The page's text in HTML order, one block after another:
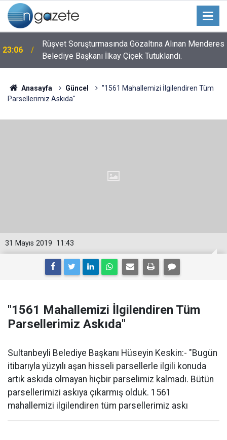
23:06
Rüşvet Soruşturmasında Gözaltına Alınan Menderes
Belediye Başkanı İlkay Çiçek Tutuklandı.
Anasayfa Güncel
"1561 Mahallemizi İlgilendiren Tüm
Parsellerimiz Askıda"
11:43
31 Mayıs 2019
"1561 Mahallemizi İlgilendiren Tüm
Parsellerimiz Askıda"
Sultanbeyli Belediye Başkanı Hüseyin Keskin:- "Bugün
itibarıyla yüzyılı aşan hisseli parsellerle ilgili konuda
artık askıda olmayan hiçbir parselimiz kalmadı. Bütün
parsellerimizi askıya çıkarmış olduk. 1561
mahallemizi ilgilendiren tüm parsellerimiz askı